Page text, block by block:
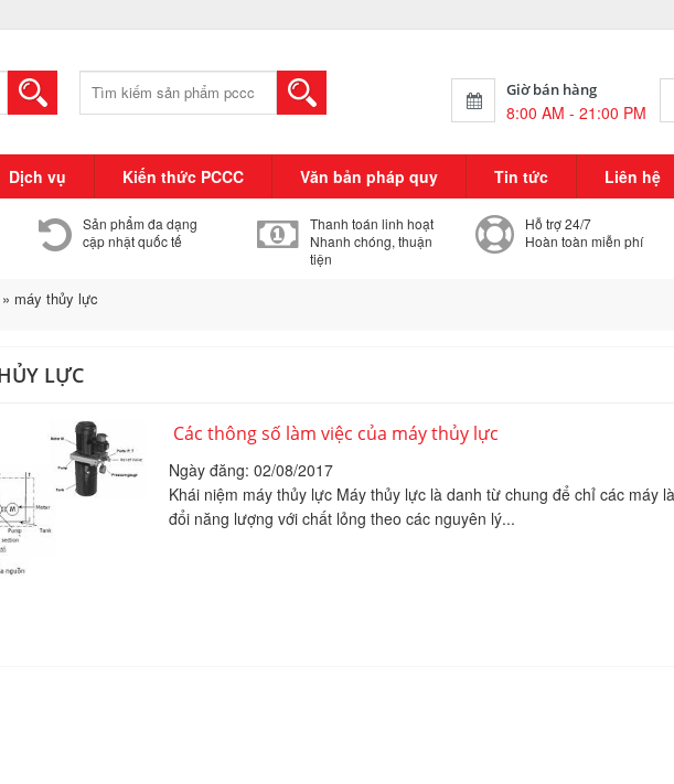
kiếm:
Giờ bán hàng
8:00 AM - 21:00 PM
Dịch vụ Kiến thức PCCC Văn bản pháp quy Tin tức Liên hệ
Sản phẩm đa dạng
cập nhật quốc tế
Thanh toán linh hoạt
Nhanh chóng, thuận
tiện
Hỗ trợ 24/7
Hoàn toàn miễn phí
máy thủy lực
LỰC
Các thông số làm việc của máy thủy lực
Ngày đăng: 02/08/2017
Khái niệm máy thủy lực Máy thủy lực là danh từ chung để chỉ các máy
đổi năng lượng với chất lỏng theo các nguyên lý...